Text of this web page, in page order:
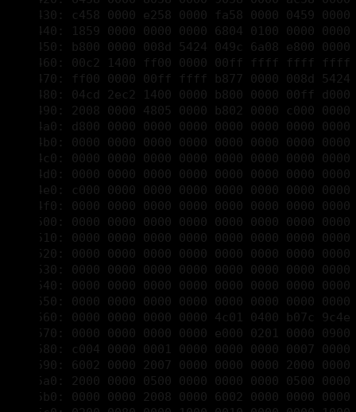
00003460: 00c2 1400 ff00 0000 00ff ffff
00003470: ff00 0000 00ff ffff b877 0000 008d
00003480: 04cd 2ec2 1400 0000 b800 0000
00003490: 2008 0000 4805 0000 b802 0000
000034a0: d800 0000 0000 0000 0000 0000
000034b0: 0000 0000 0000 0000 0000 0000
000034c0: 0000 0000 0000 0000 0000 0000
000034d0: 0000 0000 0000 0000 0000 0000
000034e0: c000 0000 0000 0000 0000 0000
000034f0: 0000 0000 0000 0000 0000 0000
00003500: 0000 0000 0000 0000 0000 0000
00003510: 0000 0000 0000 0000 0000 0000
00003520: 0000 0000 0000 0000 0000 0000
00003530: 0000 0000 0000 0000 0000 0000
00003540: 0000 0000 0000 0000 0000 0000
00003550: 0000 0000 0000 0000 0000 0000
00003560: 0000 0000 0000 0000 4c01 0400
00003570: 0000 0000 0000 0000 e000 0201
00003580: c004 0000 0001 0000 0000 0000
00003590: 6002 0000 2007 0000 0000 0000
000035a0: 2000 0000 0500 0000 0000 0000
000035b0: 0000 0000 2008 0000 6002 0000
000035c0: 0200 0080 0000 1000 0010 0000
000035d0: 0010 0000 0000 0000 1000 0000
000035e0: 7000 0000 0000 0000 0000 0000
000035f0: 0000 0000 0000 0000 0000 0000